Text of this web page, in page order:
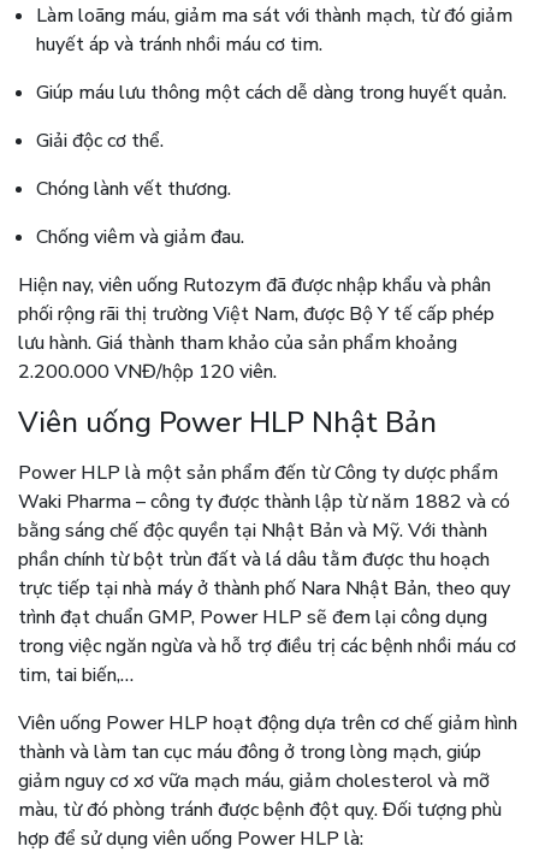
Làm loãng máu, giảm ma sát với thành mạch, từ đó giảm
huyết áp và tránh nhồi máu cơ tim.
Giúp máu lưu thông một cách dễ dàng trong huyết quản.
Giải độc cơ thể.
Chóng lành vết thương.
Chống viêm và giảm đau.
Hiện nay, viên uống Rutozym đã được nhập khẩu và phân
phối rộng rãi thị trường Việt Nam, được Bộ Y tế cấp phép
lưu hành. Giá thành tham khảo của sản phẩm khoảng
2.200.000 VNĐ/hộp 120 viên.
Viên uống Power HLP Nhật Bản
Power HLP là một sản phẩm đến từ Công ty dược phẩm
Waki Pharma – công ty được thành lập từ năm 1882 và có
bằng sáng chế độc quyền tại Nhật Bản và Mỹ. Với thành
phần chính từ bột trùn đất và lá dâu tằm được thu hoạch
trực tiếp tại nhà máy ở thành phố Nara Nhật Bản, theo quy
trình đạt chuẩn GMP, Power HLP sẽ đem lại công dụng
trong việc ngăn ngừa và hỗ trợ điều trị các bệnh nhồi máu cơ
tim, tai biến,…
Viên uống Power HLP hoạt động dựa trên cơ chế giảm hình
thành và làm tan cục máu đông ở trong lòng mạch, giúp
giảm nguy cơ xơ vữa mạch máu, giảm cholesterol và mỡ
màu, từ đó phòng tránh được bệnh đột quỵ. Đối tượng phù
hợp để sử dụng viên uống Power HLP là: